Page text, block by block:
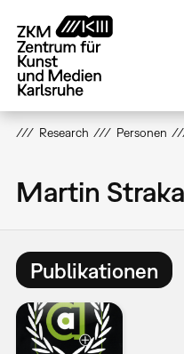
zum
Inhalt
Research Personen
Martin Straka
Publikationen